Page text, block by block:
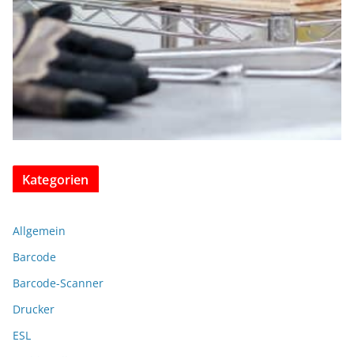
Kategorien
Allgemein
Barcode
Barcode-Scanner
Drucker
ESL